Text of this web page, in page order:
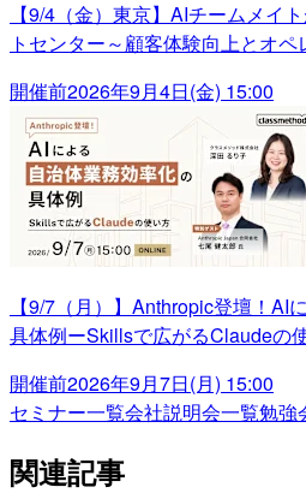
【9/4（金）東京】AIチームメイ
トセンター～顧客体験向上とオ
開催前2026年9月4日(金) 15:00
【9/7（月）】Anthropic登壇！AI
具体例ーSkillsで広がるClaudeの
開催前2026年9月7日(月) 15:00
セミナー一覧会社説明会一覧勉強
関連記事